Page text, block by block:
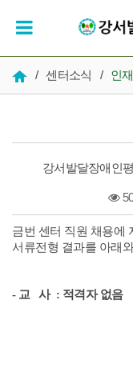
/ 센터소식 / 인
강서발달장애인
본문
금번 센터 직원 채용에
서류전형 결과를 아래
- 교 사 : 적격자 없음